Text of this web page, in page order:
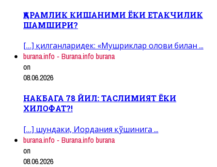
ҚАРАМЛИК КИШАНИМИ ЁКИ ЕТАКЧИЛИК
ШАМШИРИ?
[…] қилганларидек: «Мушриклар олови билан ...
burana.info - Burana.info burana
on
08.06.2026
НАКБАГА 78 ЙИЛ: ТАСЛИМИЯТ ЁКИ
ХИЛОФАТ?!
[…] шундаки, Иордания қўшинига ...
burana.info - Burana.info burana
on
08.06.2026